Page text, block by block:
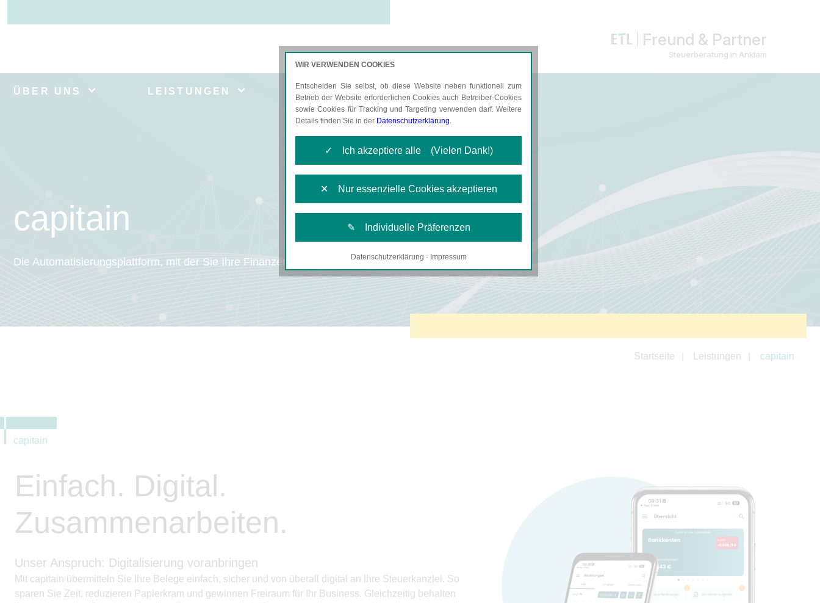
Freund & Partner
Steuerberatung in Anklam
ÜBER UNS LEISTUNGEN AKTUELLES KARRIERE
capitain
Die Automatisierungsplattform, mit der Sie Ihre Finanzen im Griff haben
Startseite Leistungen capitain
capitain
Einfach. Digital.
Zusammenarbeiten.
Unser Anspruch: Digitalisierung voranbringen
Mit capitain übermitteln Sie Ihre Belege einfach, sicher und von überall digital an Ihre Steuerkanzlei. So
sparen Sie Zeit, reduzieren Papierkram und gewinnen Freiraum für Ihr Business. Gleichzeitig behalten
WIR VERWENDEN COOKIES
Entscheiden Sie selbst, ob diese Website neben funktionell zum
Betrieb der Website erforderlichen Cookies auch Betreiber-Cookies
sowie Cookies für Tracking und Targeting verwenden darf. Weitere
Details finden Sie in der Datenschutzerklärung.
✓ Ich akzeptiere alle (Vielen Dank!)
✕ Nur essenzielle Cookies akzeptieren
✎ Individuelle Präferenzen
Notwendige Cookies
Tracking- und Targeting-Cookies
Datenschutzerklärung · Impressum